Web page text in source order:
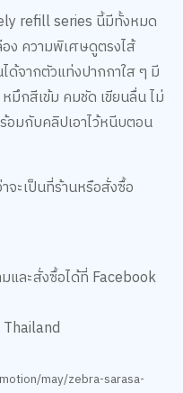
refill series นี้มีทั้งหมด
ง ความพิเศษดูตรงไส้
ด้จากตัวแท่งปากกาใส ๆ มี
กสีเข้ม คมชัด เขียนลื่น ไม่
อมกับคลิปเอาไว้หนีบตอน
จะเป็นที่ร้านหรือสั่งซื้อ
และสั่งซื้อได้ที่ Facebook
Thailand
may/zebra-sarasa-